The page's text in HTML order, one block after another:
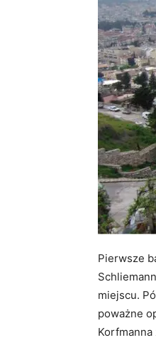
Pierwsze
miejscu.
poważne
Korfmanna